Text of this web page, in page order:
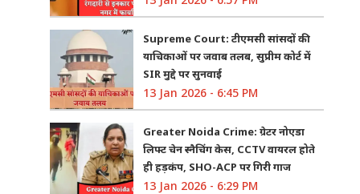
Supreme Court: टीएमसी सांसदों की
याचिकाओं पर जवाब तलब, सुप्रीम कोर्ट में
SIR मुद्दे पर सुनवाई
13 Jan 2026 - 6:45 PM
Greater Noida Crime: ग्रेटर नोएडा
लिफ्ट चेन स्नैचिंग केस, CCTV वायरल होते
ही हड़कंप, SHO-ACP पर गिरी गाज
13 Jan 2026 - 6:29 PM